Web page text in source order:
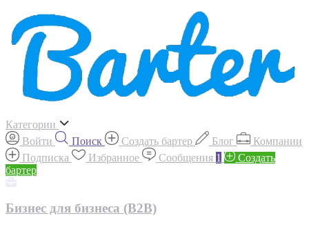
Категории
Войти
Поиск Создать бартер Блог
Компании
Подписка
Избранное Сообщения 1
Создать
бартер
Бизнес для бизнеса (B2B)